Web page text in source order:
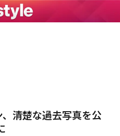
清楚な過去写真を公